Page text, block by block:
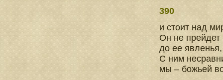
390
и стоит над
Он не прейдет
до ее
С ним
мы – божьей